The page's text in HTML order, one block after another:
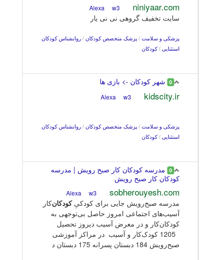
niniyaar.com
w3
سایت تخفیف گروهی نی نی یار
پزشکی و سلامت / پزشک متخصص کودکان / روانشناس کودکان
استثنایی /کودکان
0 شهر کودکان -> بازی ها
kidscity.ir
w3
پزشکی و سلامت / پزشک متخصص کودکان / روانشناس کودکان
استثنایی /کودکان
0 مدرسه کودکان کار صبح رویش | مدرسه
کودکان کار صبح رویش
sobherouyesh.com
w3
مدرسه صبح‌رویش جایی برای کودکیِکودکان‌کار
آسیب‌های اجتماعی امروز حاصل بی‌توجهی به
کودکان‌کار و در معرض آسیب دیروز تحصیل
1205 کودک‌کار و آسیب در مراکز آموزشی
صبح‌رویش 184 دبستان پسرانه 175 دبستان د